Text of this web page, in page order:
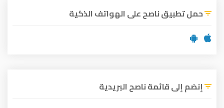
حمل تطبيق ناصح على الهواتف الذكية
إنضم إلى قائمة ناصح البريدية